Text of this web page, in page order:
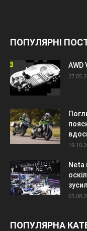
ПОПУЛЯРНІ
AWD
Neta
ПОПУЛЯРНА